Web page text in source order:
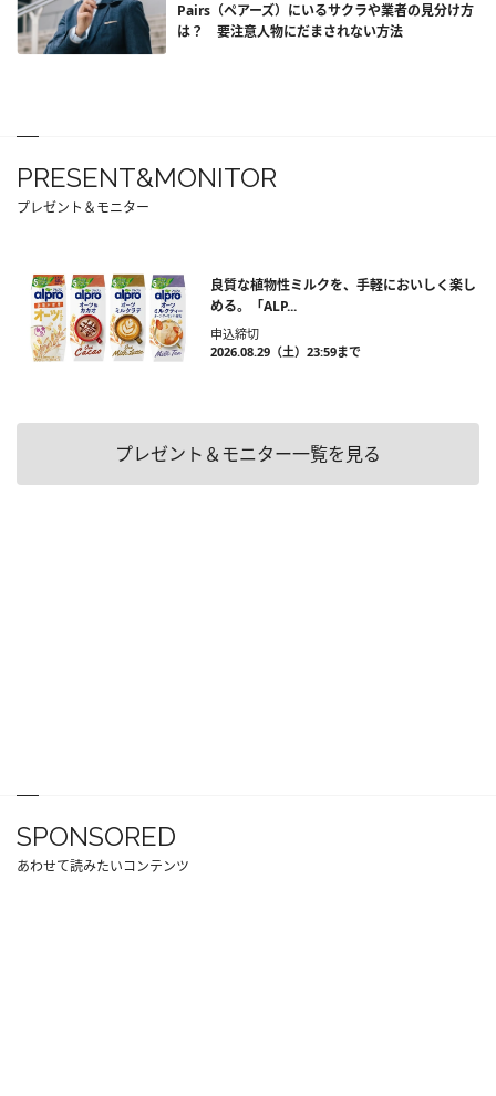
Pairs（ペアーズ）にいるサクラや業者の見分け方
は？ 要注意人物にだまされない方法
PRESENT&MONITOR
プレゼント＆モニター
良質な植物性ミルクを、手軽においしく楽し
める。「ALP...
申込締切
2026.08.29（土）23:59まで
プレゼント＆モニター一覧を見る
SPONSORED
あわせて読みたいコンテンツ